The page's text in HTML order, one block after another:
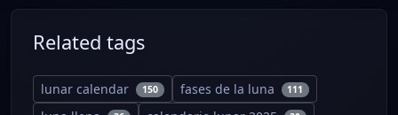
Related tags
lunar calendar 150 fases de la luna 111